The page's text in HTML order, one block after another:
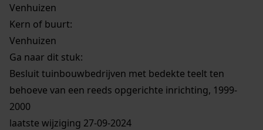
Venhuizen
Kern of buurt:
Venhuizen
Ga naar dit stuk:
Besluit tuinbouwbedrijven met bedekte teelt ten
behoeve van een reeds opgerichte inrichting, 1999-
2000
laatste wijziging 27-09-2024